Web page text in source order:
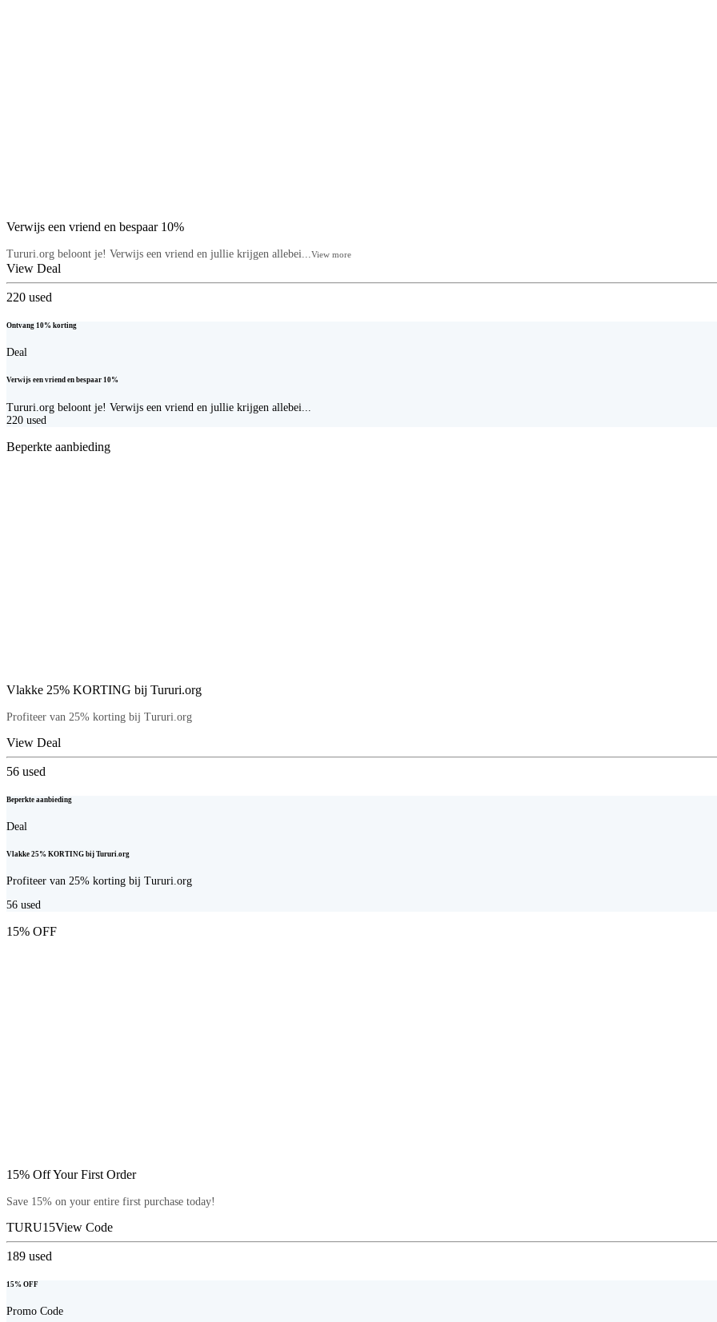
Verwijs een vriend en bespaar 10%
Tururi.org beloont je! Verwijs een vriend en jullie krijgen allebei... View more
View Deal
220 used
Ontvang 10% korting
Deal
Verwijs een vriend en bespaar 10%
Tururi.org beloont je! Verwijs een vriend en jullie krijgen allebei...
220 used
Beperkte aanbieding
Vlakke 25% KORTING bij Tururi.org
Profiteer van 25% korting bij Tururi.org
View Deal
56 used
Beperkte aanbieding
Deal
Vlakke 25% KORTING bij Tururi.org
Profiteer van 25% korting bij Tururi.org
56 used
15% OFF
15% Off Your First Order
Save 15% on your entire first purchase today!
TURU15View Code
189 used
15% OFF
Promo Code